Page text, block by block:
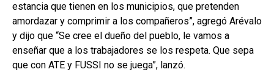
estancia que tienen en los municipios, que pretenden
amordazar y comprimir a los compañeros”, agregó Arévalo
y dijo que “Se cree el dueño del pueblo, le vamos a
enseñar que a los trabajadores se los respeta. Que sepa
que con ATE y FUSSI no se juega”, lanzó.